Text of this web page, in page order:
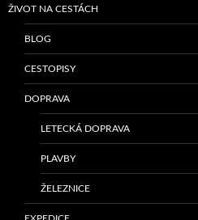
ŽIVOT NA CESTÁCH
BLOG
CESTOPISY
DOPRAVA
LETECKÁ DOPRAVA
PLAVBY
ŽELEZNICE
EXPEDICE